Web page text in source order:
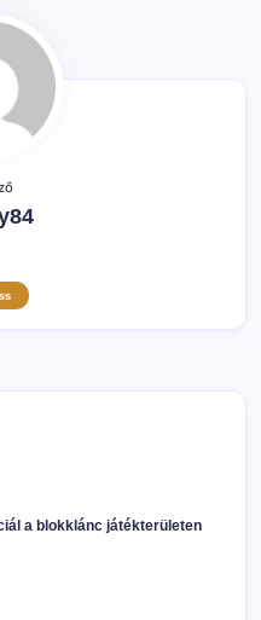
a blokklánc játékterületen